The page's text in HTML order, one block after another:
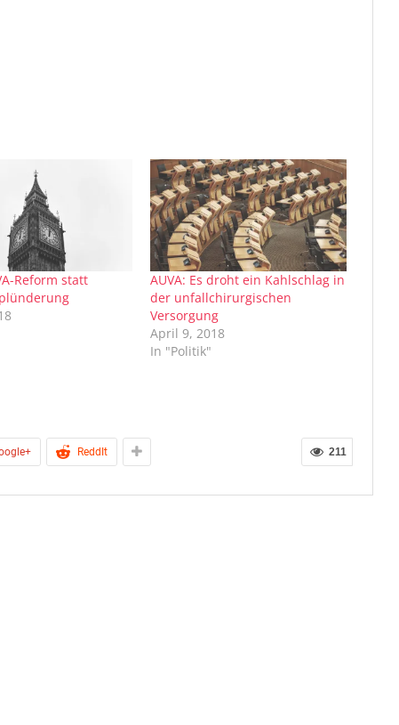
Reform statt
AUVA: Es droht ein Kahlschlag in
der unfallchirurgischen
Versorgung
April 9, 2018
In "Politik"
211
ReddIt